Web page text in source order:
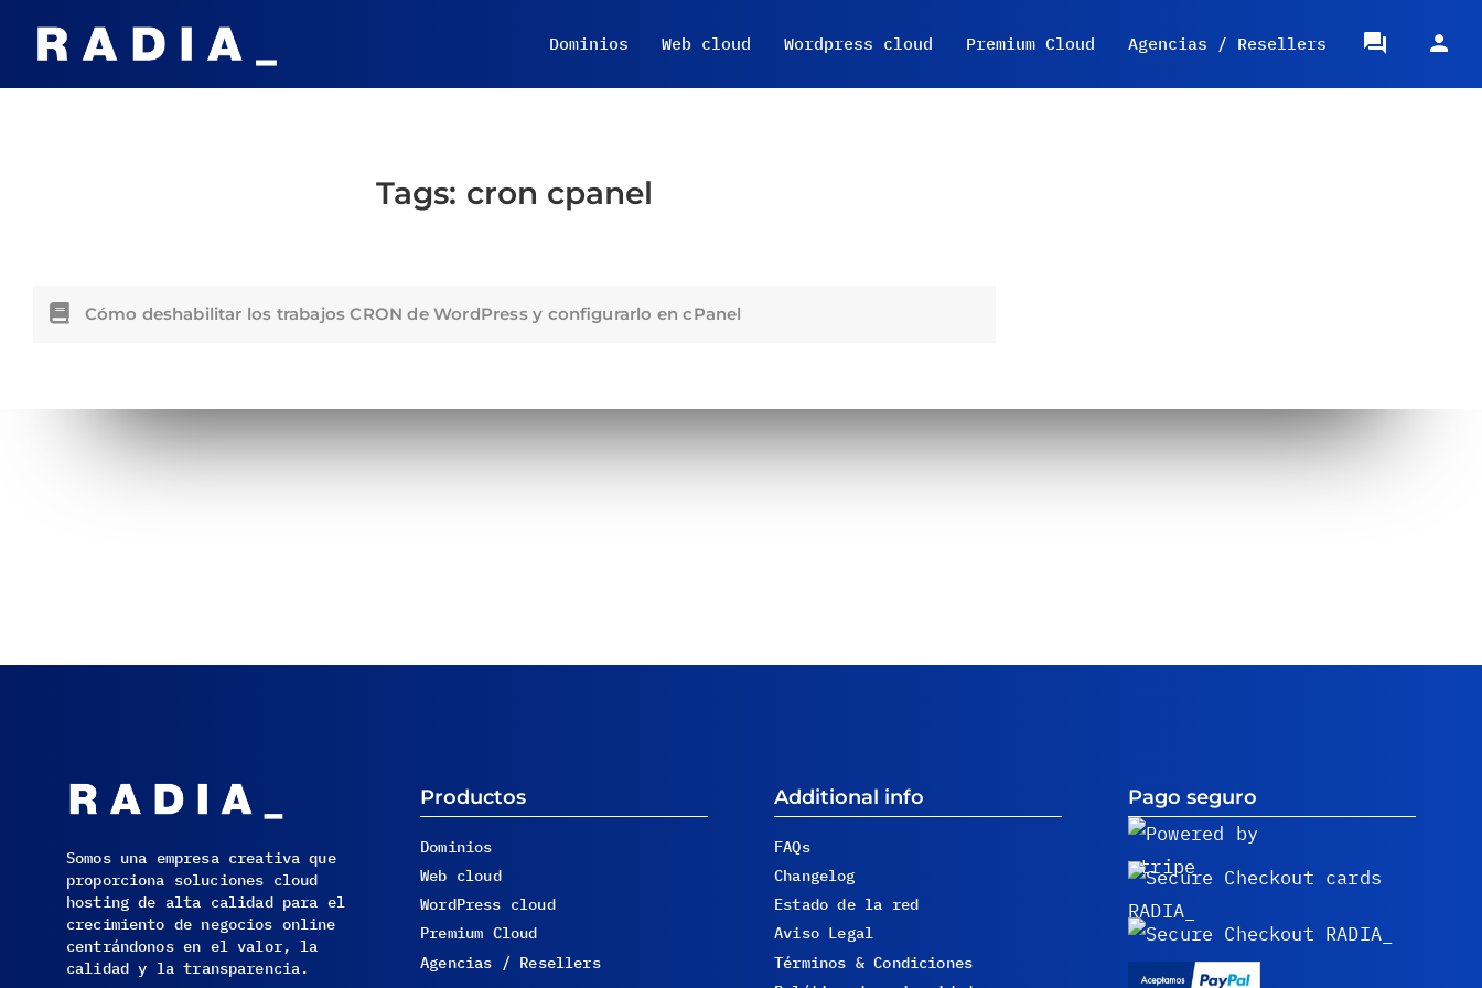
Dominios Web cloud Wordpress cloud Premium Cloud Agencias / Resellers
Tags: cron cpanel
Cómo deshabilitar los trabajos CRON de WordPress y configurarlo en cPanel
Somos una empresa creativa que
proporciona soluciones cloud
hosting de alta calidad para el
crecimiento de negocios online
centrándonos en el valor, la
calidad y la transparencia.
Productos
Dominios
Web cloud
WordPress cloud
Premium Cloud
Agencias / Resellers
Additional info
FAQs
Changelog
Estado de la red
Aviso Legal
Términos & Condiciones
Pago seguro